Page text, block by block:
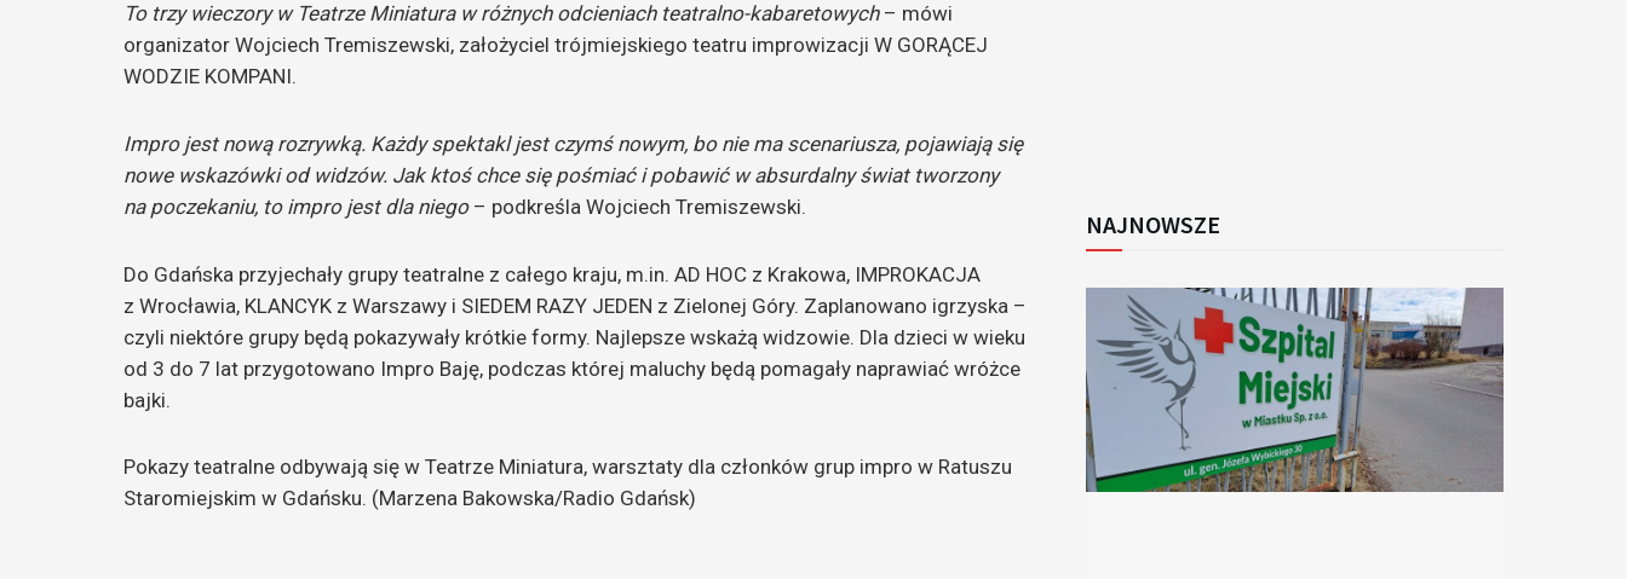
To trzy wieczory w Teatrze Miniatura w różnych odcieniach teatralno-kabaretowych– mówi
organizator Wojciech Tremiszewski, założyciel trójmiejskiego teatru improwizacji W GORĄCEJ
WODZIE KOMPANI.
Impro jest nową rozrywką. Każdy spektakl jest czymś nowym, bo nie ma scenariusza, pojawiają się
nowe wskazówki od widzów. Jak ktoś chce się pośmiać i pobawić w absurdalny świat tworzony
na poczekaniu, to impro jest dla niego– podkreśla Wojciech Tremiszewski.
Do Gdańska przyjechały grupy teatralne z całego kraju, m.in. AD HOC z Krakowa, IMPROKACJA
z Wrocławia, KLANCYK z Warszawy i SIEDEM RAZY JEDEN z Zielonej Góry. Zaplanowano igrzyska –
czyli niektóre grupy będą pokazywały krótkie formy. Najlepsze wskażą widzowie. Dla dzieci w wieku
od 3 do 7 lat przygotowano Impro Baję, podczas której maluchy będą pomagały naprawiać wróżce
bajki.
Pokazy teatralne odbywają się w Teatrze Miniatura, warsztaty dla członków grup impro w Ratuszu
Staromiejskim w Gdańsku. (Marzena Bakowska/Radio Gdańsk)
NAJNOWSZE